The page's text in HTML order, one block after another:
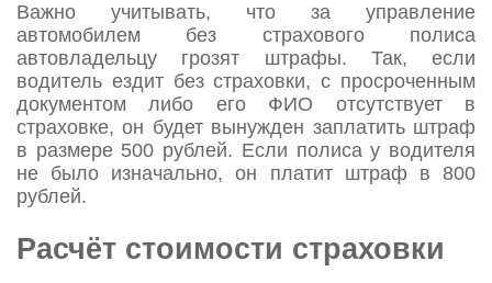
Важно учитывать, что за управление
автомобилем без страхового полиса
автовладельцу грозят штрафы. Так, если
водитель ездит без страховки, с просроченным
документом либо его ФИО отсутствует в
страховке, он будет вынужден заплатить штраф
в размере 500 рублей. Если полиса у водителя
не было изначально, он платит штраф в 800
рублей.
Расчёт стоимости страховки